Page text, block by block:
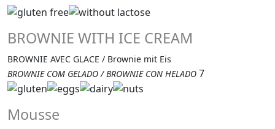
BROWNIE WITH ICE CREAM
BROWNIE AVEC GLACE / Brownie mit Eis
BROWNIE COM GELADO / BROWNIE CON HELADO 7
Mousse